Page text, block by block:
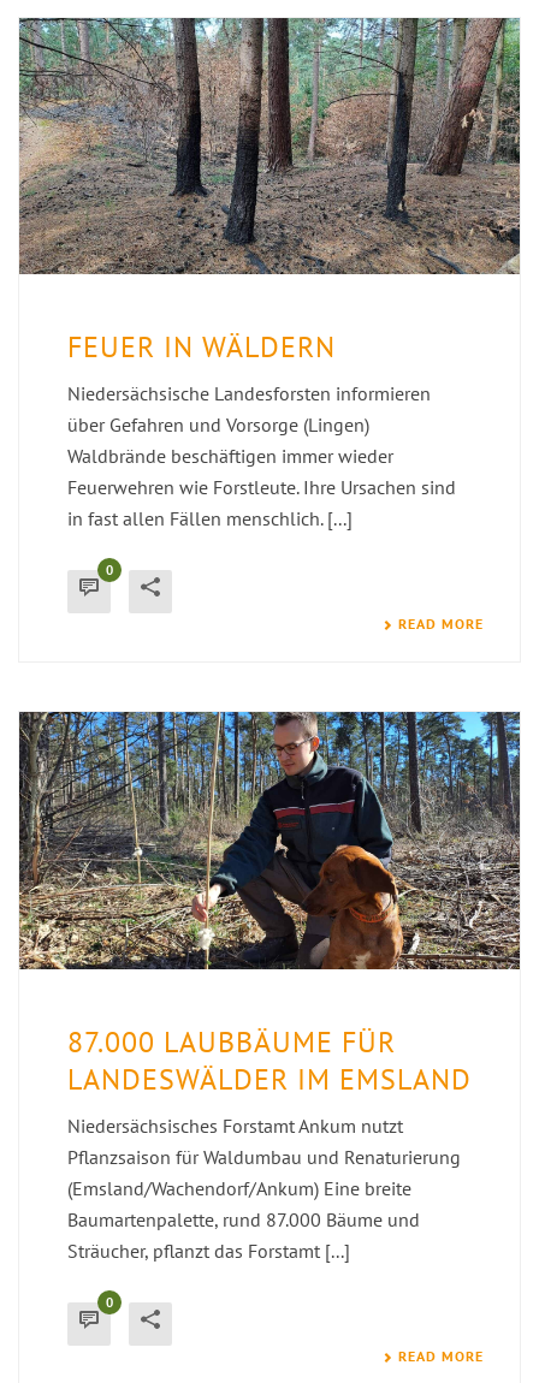
FEUER IN WÄLDERN
Niedersächsische Landesforsten informieren
über Gefahren und Vorsorge (Lingen)
Waldbrände beschäftigen immer wieder
Feuerwehren wie Forstleute. Ihre Ursachen sind
in fast allen Fällen menschlich. [...]
0
READ MORE
87.000 LAUBBÄUME FÜR
LANDESWÄLDER IM EMSLAND
Niedersächsisches Forstamt Ankum nutzt
Pflanzsaison für Waldumbau und Renaturierung
(Emsland/Wachendorf/Ankum) Eine breite
Baumartenpalette, rund 87.000 Bäume und
Sträucher, pflanzt das Forstamt [...]
0
READ MORE